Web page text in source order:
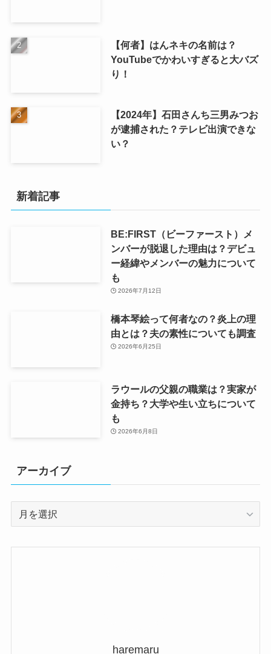
【何者】はんネキの名前は？
YouTubeでかわいすぎると大バズ
り！
【2024年】石田さんち三男みつお
が逮捕された？テレビ出演できな
い？
新着記事
BE:FIRST（ビーファースト）メ
ンバーが脱退した理由は？デビュ
ー経緯やメンバーの魅力について
も
2026年7月12日
橋本琴絵って何者なの？炎上の理
由とは？夫の素性についても調査
2026年6月25日
ラウールの父親の職業は？実家が
金持ち？大学や生い立ちについて
も
2026年6月8日
アーカイブ
haremaru